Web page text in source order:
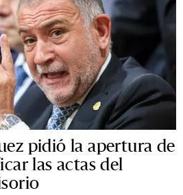
pidió la apertura de
las actas del